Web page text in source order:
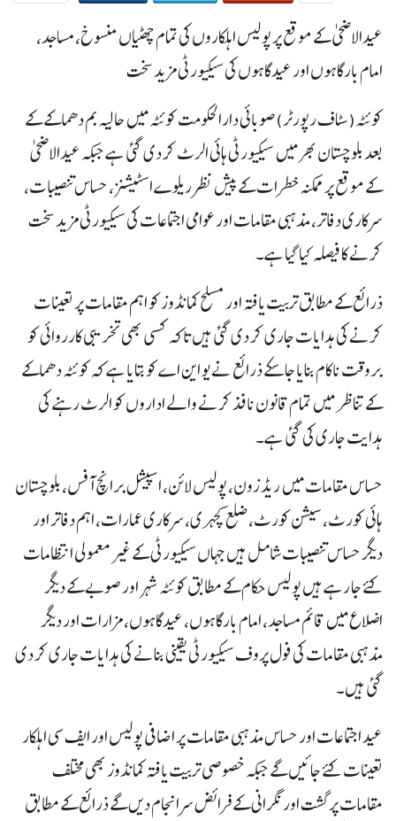
عیدالاضحی کے موقع پر پولیس اہلکاروں کی تمام چھٹیاں منسوخ، مساجد،
امام بارگاہوں اور عیدگاہوں کی سیکیورٹی مزید سخت
کوئٹہ(سٹاف رپورٹر)صوبائی دارالحکومت کوئٹہ میں حالیہ بم دھماکے کے
بعد بلوچستان بھر میں سیکیورٹی ہائی الرٹ کر دی گئی ہے جبکہ عیدالاضحی
کے موقع پر ممکنہ خطرات کے پیش نظر ریلوے اسٹیشنز، حساس تنصیبات،
سرکاری دفاتر، مذہبی مقامات اور عوامی اجتماعات کی سیکیورٹی مزید سخت
کرنے کا فیصلہ کیا گیا ہے۔
ذرائع کے مطابق تربیت یافتہ اور مسلح کمانڈوز کو اہم مقامات پر تعینات
کرنے کی ہدایات جاری کر دی گئی ہیں تاکہ کسی بھی تخریبی کارروائی کو
بروقت ناکام بنایا جا سکے ذرائع نے یو این اے کو بتایا ہے کہ کوئٹہ دھماکے
کے تناظر میں تمام قانون نافذ کرنے والے اداروں کو الرٹ رہنے کی
ہدایت جاری کی گئی ہے۔
حساس مقامات میں ریڈ زون، پولیس لائن، اسپیشل برانچ آفس، بلوچستان
ہائی کورٹ، سیشن کورٹ، ضلع کچہری، سرکاری عمارات، اہم دفاتر اور
دیگر حساس تنصیبات شامل ہیں جہاں سیکیورٹی کے غیر معمولی انتظامات
کئے جا رہے ہیں پولیس حکام کے مطابق کوئٹہ شہر اور صوبے کے دیگر
اضلاع میں قائم مساجد، امام بارگاہوں، عیدگاہوں، مزارات اور دیگر
مذہبی مقامات کی فول پروف سیکیورٹی یقینی بنانے کی ہدایات جاری کر دی
گئی ہیں۔
عید اجتماعات اور حساس مذہبی مقامات پر اضافی پولیس اور ایف سی اہلکار
تعینات کئے جائیں گے جبکہ خصوصی تربیت یافتہ کمانڈوز بھی مختلف
مقامات پر گشت اور نگرانی کے فرائض سرانجام دیں گے ذرائع کے مطابق